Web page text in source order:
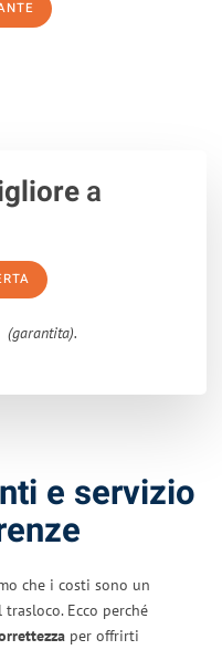
a
(garantita).
e servizio
che i costi sono un
Ecco perché
per offrirti